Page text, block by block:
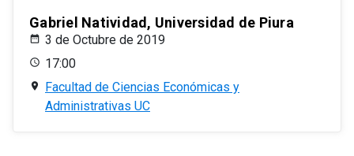
Gabriel Natividad, Universidad de Piura
3 de Octubre de 2019
17:00
Facultad de Ciencias Económicas y
Administrativas UC